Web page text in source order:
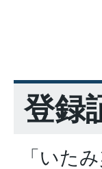
登録
「いた